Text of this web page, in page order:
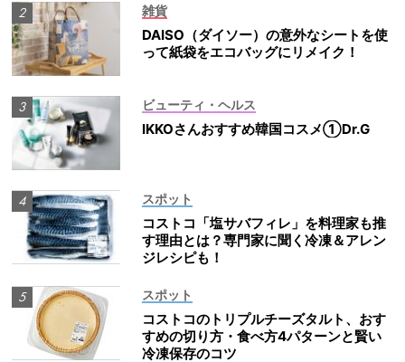
雑貨
DAISO（ダイソー）の意外なシートを使
って紙袋をエコバッグにリメイク！
ビューティ・ヘルス
IKKOさんおすすめ韓国コスメ①Dr.G
スポット
コストコ「塩サバフィレ」を料理家も推
す理由とは？専門家に聞く冷凍＆アレン
ジレシピも！
スポット
コストコのトリプルチーズタルト、おす
すめの切り方・食べ方4パターンと賢い
冷凍保存のコツ